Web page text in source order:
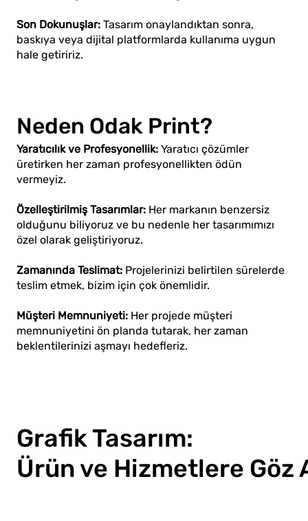
Son Dokunuşlar: Tasarım onaylandıktan sonra,
baskıya veya dijital platformlarda kullanıma uygun
hale getiririz.
Neden Odak Print?
Yaratıcılık ve Profesyonellik:Yaratıcı çözümler
üretirken her zaman profesyonellikten ödün
vermeyiz.
Özelleştirilmiş Tasarımlar: Her markanın benzersiz
olduğunu biliyoruz ve bu nedenle her tasarımımızı
özel olarak geliştiriyoruz.
Zamanında Teslimat:Projelerinizi belirtilen sürelerde
teslim etmek, bizim için çok önemlidir.
Müşteri Memnuniyeti: Her projede müşteri
memnuniyetini ön planda tutarak, her zaman
beklentilerinizi aşmayı hedefleriz.
Grafik Tasarım:
Ürün ve Hizmetlere Göz